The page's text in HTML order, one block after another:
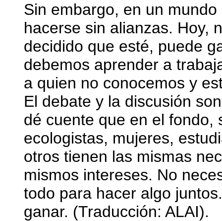
Sin embargo, en un
hacerse sin alianzas. Hoy,
decidido que esté, puede
debemos aprender a
a quien no conocemos y
El debate y la discusión
dé cuente que en el fondo,
ecologistas, mujeres,
otros tienen las mismas
mismos intereses. No
todo para hacer algo
ganar. (Traducción: ALAI).